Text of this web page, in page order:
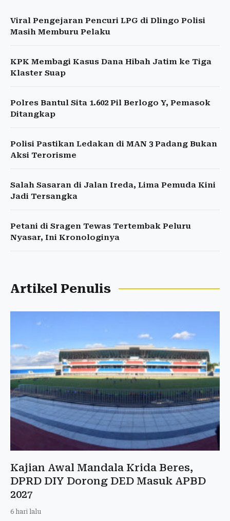
Viral Pengejaran Pencuri LPG di Dlingo Polisi
Masih Memburu Pelaku
KPK Membagi Kasus Dana Hibah Jatim ke Tiga
Klaster Suap
Polres Bantul Sita 1.602 Pil Berlogo Y, Pemasok
Ditangkap
Polisi Pastikan Ledakan di MAN 3 Padang Bukan
Aksi Terorisme
Salah Sasaran di Jalan Ireda, Lima Pemuda Kini
Jadi Tersangka
Petani di Sragen Tewas Tertembak Peluru
Nyasar, Ini Kronologinya
Artikel Penulis
Kajian Awal Mandala Krida Beres,
DPRD DIY Dorong DED Masuk APBD
2027
6 hari lalu